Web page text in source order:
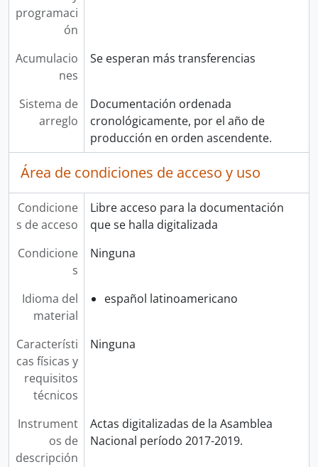
programaci
ón
Acumulacio
nes
Se esperan más transferencias
Sistema de
arreglo
Documentación ordenada
cronológicamente, por el año de
producción en orden ascendente.
Área de condiciones de acceso y uso
Condicione
s de acceso
Libre acceso para la documentación
que se halla digitalizada
Condicione
s
Ninguna
Idioma del
material
español latinoamericano
Característi
cas físicas y
requisitos
técnicos
Ninguna
Instrument
os de
descripción
Actas digitalizadas de la Asamblea
Nacional período 2017-2019.